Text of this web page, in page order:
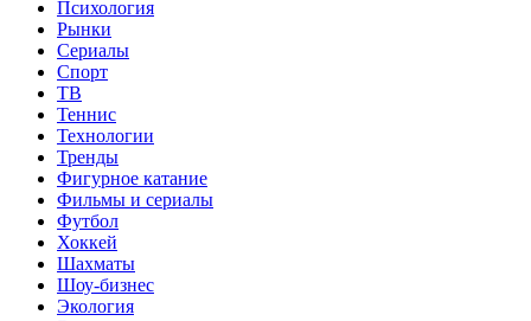
Психология
Рынки
Сериалы
Спорт
ТВ
Теннис
Технологии
Тренды
Фигурное катание
Фильмы и сериалы
Футбол
Хоккей
Шахматы
Шоу-бизнес
Экология